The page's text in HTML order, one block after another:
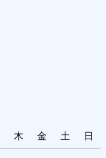
木 金 土 日